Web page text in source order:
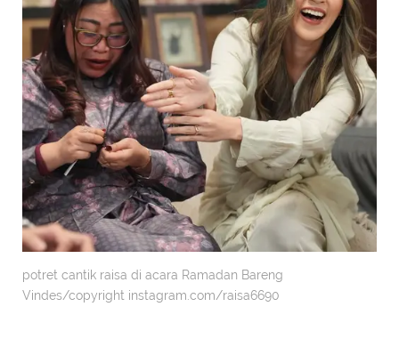
potret cantik raisa di acara Ramadan Bareng
Vindes/copyright instagram.com/raisa6690